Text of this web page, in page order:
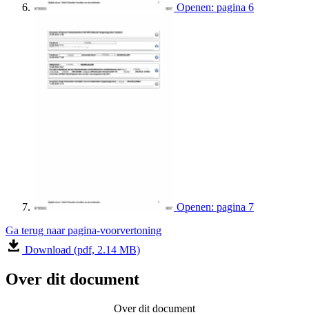
Openen: pagina 6
Openen: pagina 7
Ga terug naar pagina-voorvertoning
Download (pdf, 2.14 MB)
Over dit document
Over dit document